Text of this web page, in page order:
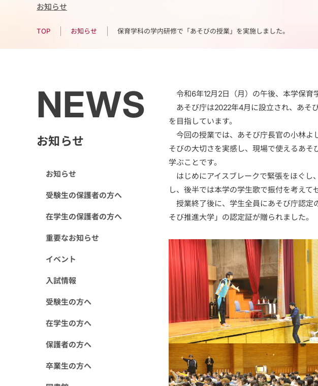
お知らせ
TOP お知らせ 保育学科の学内研修で「あそびの授業」を実施しました。
NEWS
お知らせ
お知らせ
受験生の保護者の方へ
在学生の保護者の方へ
重要なお知らせ
イベント
入試情報
受験生の方へ
在学生の方へ
保護者の方へ
卒業生の方へ
令和6年12月2日（月）の午後、本学保育
あそび庁は2022年4月に設立され、あそ
を目指しています。
今回の授業では、あそび庁長官の小林よ
そびの大切さを実感し、現場で使えるあ
学ぶことです。
はじめにアイスブレークで緊張をほぐし
し、後半では本学の学生歌で振付を考えて
授業終了後に、学生全員にあそび庁認定
そび推進大学」の認定証が贈られました。